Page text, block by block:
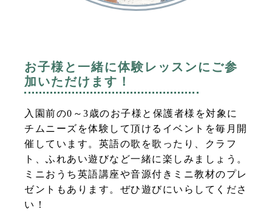
お子様と一緒に体験レッスンにご参
加いただけます！
入園前の0～3歳のお子様と保護者様を対象に
チムニーズを体験して頂けるイベントを毎月開
催しています。英語の歌を歌ったり、クラフ
ト、ふれあい遊びなど一緒に楽しみましょう。
ミニおうち英語講座や音源付きミニ教材のプレ
ゼントもあります。ぜひ遊びにいらしてくださ
い！